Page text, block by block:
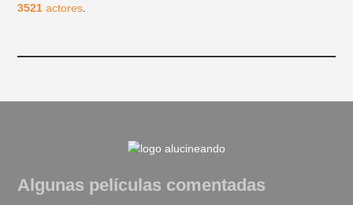
3521 actores
Algunas películas comentadas